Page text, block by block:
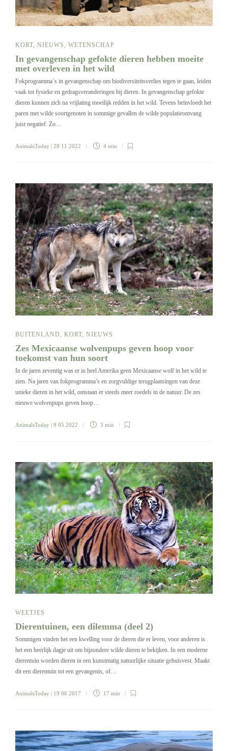
KORT, NIEUWS, WETENSCHAP
In gevangenschap gefokte dieren hebben moeite
met overleven in het wild
Fokprogramma´s in gevangenschap om biodiversiteitsverlies tegen te gaan, leiden
vaak tot fysieke en gedragsveranderingen bij dieren. In gevangenschap gefokte
dieren kunnen zich na vrijlating moeilijk redden in het wild. Tevens beïnvloedt het
paren met wilde soortgenoten in sommige gevallen de wilde populatieomvang
juist negatief. Zo…
AnimalsToday | 28 11 2022 4 min
BUITENLAND KORT NIEUWS
Zes Mexicaanse wolvenpups geven hoop voor
toekomst van hun soort
In de jaren zeventig was er in heel Amerika geen Mexicaanse wolf in het wild te
zien. Na jaren van fokprogramma’s en zorgvuldige terugplaatsingen van deze
unieke dieren in het wild, ontstaan er steeds meer roedels in de natuur. De zes
nieuwe wolvenpups geven hoop…
AnimalsToday | 9 05 2022 3 min
WEETJES
Dierentuinen, een dilemma (deel 2)
Sommigen vinden het een kwelling voor de dieren die er leven, voor anderen is
het een heerlijk dagje uit om bijzondere wilde dieren te bekijken. In een moderne
dierentuin worden dieren in een kunstmatig natuurlijke situatie gehuisvest. Maakt
dit een dierentuin tot een gevangenis, of…
AnimalsToday | 19 06 2017 17 min